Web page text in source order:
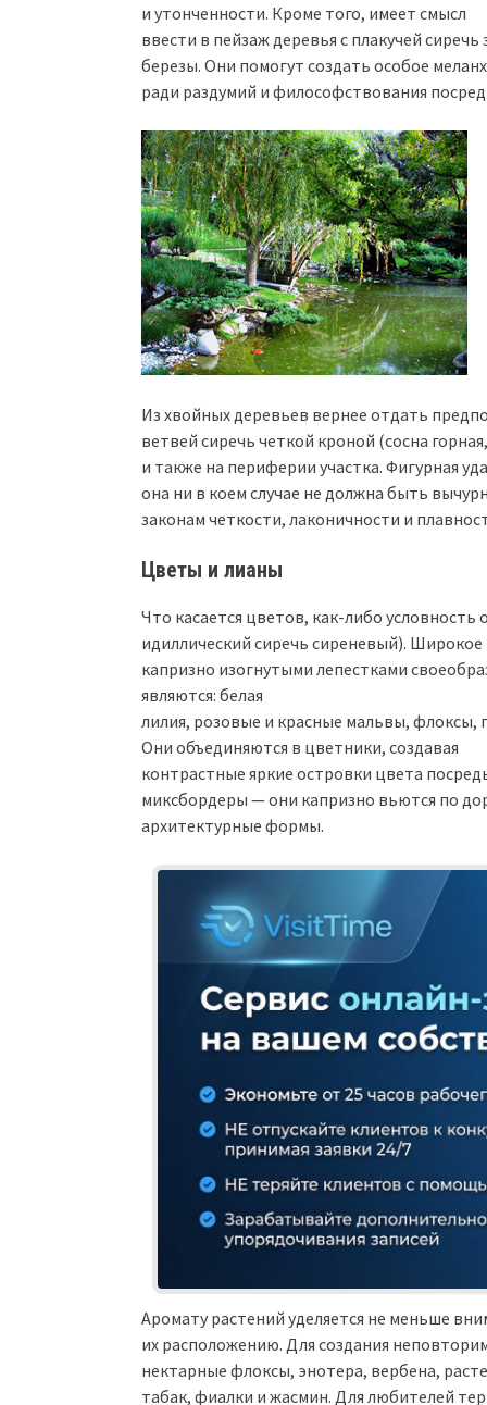
и утонченности. Кроме того, имеет смысл
ввести в пейзаж деревья с плакучей
березы. Они помогут создать особое
ради раздумий и философствования
Из хвойных деревьев вернее отдать
ветвей сиречь четкой кроной (сосна
и также на периферии участка. Фигурная
она ни в коем случае не должна быть
законам четкости, лаконичности и
Цветы и лианы
Что касается цветов, как-либо
идиллический сиречь сиреневый).
капризно изогнутыми лепестками
являются: белая
лилия, розовые и красные мальвы, флоксы,
Они объединяются в цветники, создавая
контрастные яркие островки цвета
миксбордеры — они капризно вьются по
архитектурные формы.
Аромату растений уделяется не меньше
их расположению. Для создания
нектарные флоксы, энотера, вербена,
табак, фиалки и жасмин. Для любителей